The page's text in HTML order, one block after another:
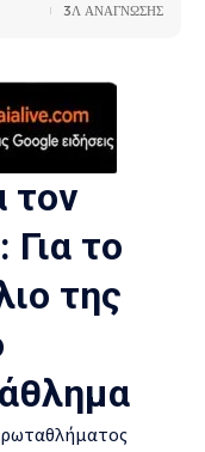
3Λ ΑΝΑΓΝΩΣΗΣ
τον
το
της